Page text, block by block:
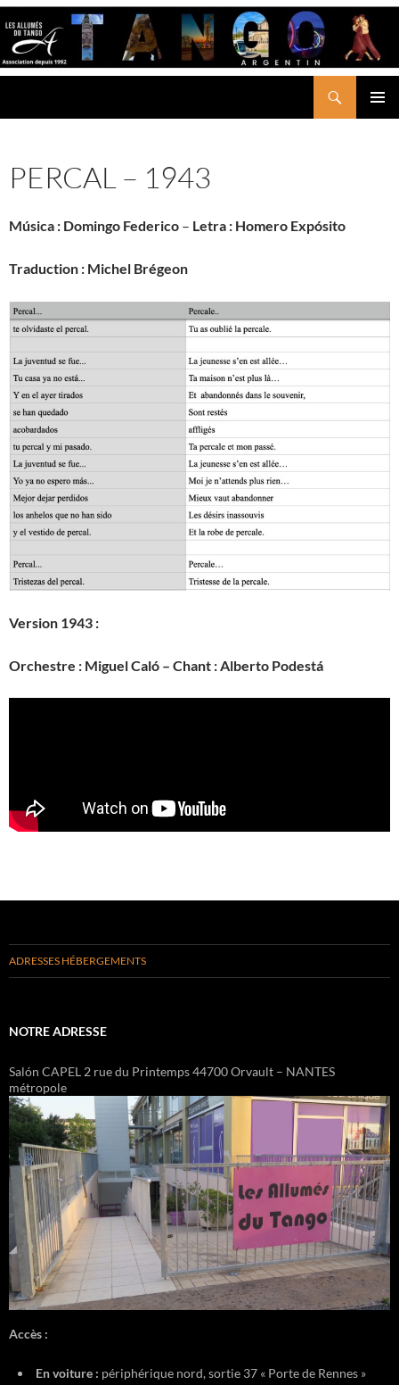
Aller
au
contenu
PERCAL – 1943
Música : Domingo Federico – Letra : Homero Expósito
Traduction : Michel Brégeon
Version 1943 :
Orchestre : Miguel Caló – Chant : Alberto Podestá
ADRESSES HÉBERGEMENTS
NOTRE ADRESSE
Salón CAPEL 2 rue du Printemps 44700 Orvault – NANTES
métropole
Accès :
En voiture : périphérique nord, sortie 37 « Porte de Rennes »